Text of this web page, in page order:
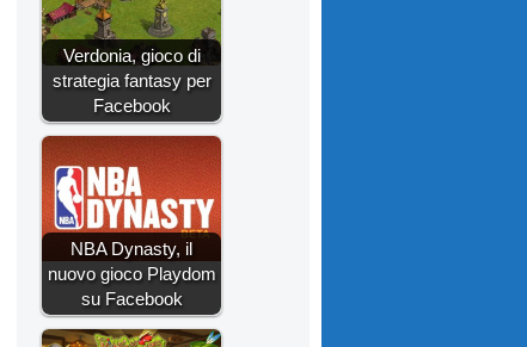
Verdonia, gioco di
strategia fantasy per
Facebook
NBA Dynasty, il
nuovo gioco Playdom
su Facebook